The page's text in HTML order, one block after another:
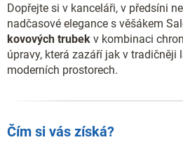
Dopřejte si v kanceláři, v předsíni
nadčasové elegance s věšákem
kovových trubek v kombinaci
úpravy, která zazáří jak v tradičněji
moderních prostorech.
Čím si vás získá?